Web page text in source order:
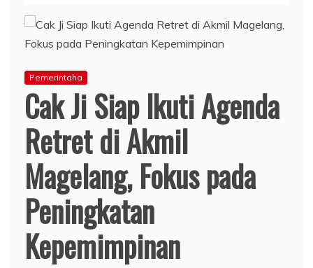
Pemerintaha
Cak Ji Siap Ikuti Agenda
Retret di Akmil
Magelang, Fokus pada
Peningkatan
Kepemimpinan